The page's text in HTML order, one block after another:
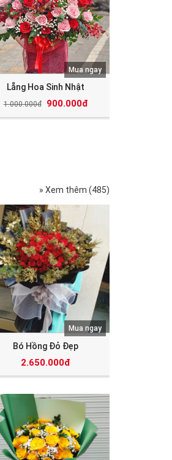
Lẵng Hoa Sinh Nhật
1.000.000đ 900.000đ
Mua ngay
» Xem thêm (485)
Bó Hồng Đỏ Đẹp
2.650.000đ
Mua ngay